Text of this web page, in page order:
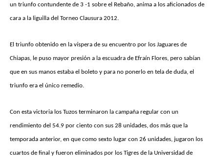
un triunfo contundente de 3 -1 sobre el Rebaño, anima a los aficionados de
cara a la liguilla del Torneo Clausura 2012.
El triunfo obtenido en la víspera de su encuentro por los Jaguares de
Chiapas, le puso mayor presión a la escuadra de Efraín Flores, pero sabían
que en sus manos estaba el boleto y para no ponerlo en tela de duda, el
triunfo era el único remedio.
Con esta victoria los Tuzos terminaron la campaña regular con un
rendimiento del 54.9 por ciento con sus 28 unidades, dos más que la
temporada anterior, en que como sexto lugar con 26 unidades, jugaron los
cuartos de final y fueron eliminados por los Tigres de la Universidad de